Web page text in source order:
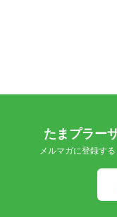
たまプラー
メルマガに登録す